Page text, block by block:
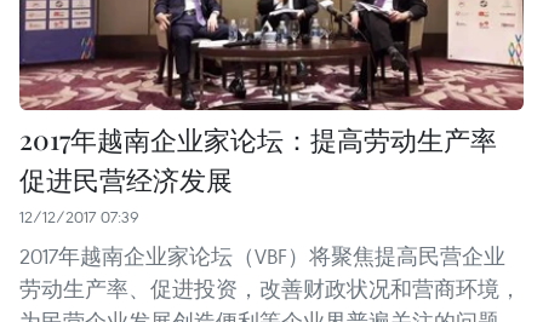
2017年越南企业家论坛：提高劳动生产率
促进民营经济发展
12/12/2017 07:39
2017年越南企业家论坛（VBF）将聚焦提高民营企业
劳动生产率、促进投资，改善财政状况和营商环境，